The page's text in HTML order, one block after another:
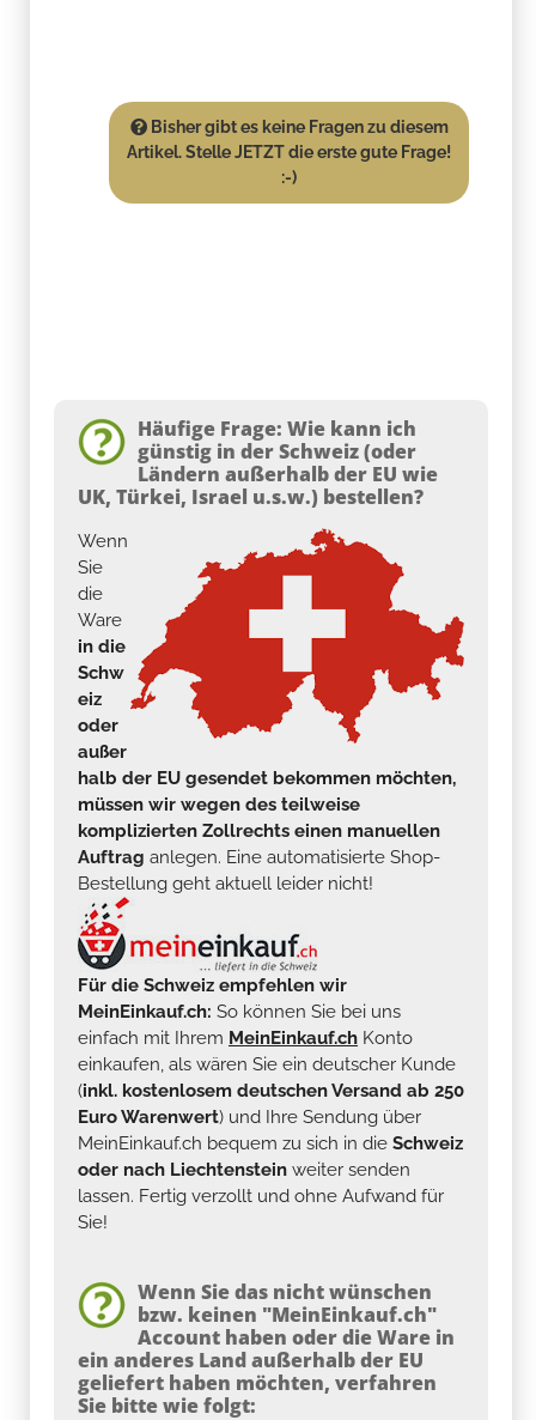
Bisher gibt es keine Fragen zu diesem
Artikel. Stelle JETZT die erste gute Frage!
:-)
Häufige Frage: Wie kann ich
günstig in der Schweiz (oder
Ländern außerhalb der EU wie
UK, Türkei, Israel u.s.w.) bestellen?
Wenn
Sie
die
Ware
in die
Schw
eiz
oder
außer
halb der EU gesendet bekommen möchten,
müssen wir wegen des teilweise
komplizierten Zollrechts einen manuellen
Auftrag anlegen. Eine automatisierte Shop-
Bestellung geht aktuell leider nicht!
Für die Schweiz empfehlen wir
MeinEinkauf.ch: So können Sie bei uns
einfach mit Ihrem MeinEinkauf.ch Konto
einkaufen, als wären Sie ein deutscher Kunde
(inkl. kostenlosem deutschen Versand ab 250
Euro Warenwert) und Ihre Sendung über
MeinEinkauf.ch bequem zu sich in die Schweiz
oder nach Liechtenstein weiter senden
lassen. Fertig verzollt und ohne Aufwand für
Sie!
Wenn Sie das nicht wünschen
bzw. keinen "MeinEinkauf.ch"
Account haben oder die Ware in
ein anderes Land außerhalb der EU
geliefert haben möchten, verfahren
Sie bitte wie folgt: